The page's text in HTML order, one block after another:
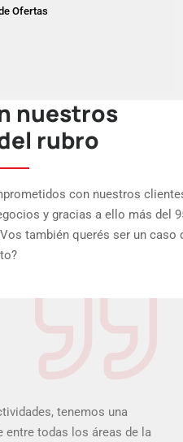
Ofertas
nuestros
rubro
con nuestros
y gracias a ello más del
también querés ser un caso
tenemos una
todas los áreas de la